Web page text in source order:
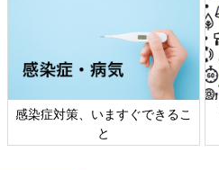
感染症対策、いますぐできるこ
と